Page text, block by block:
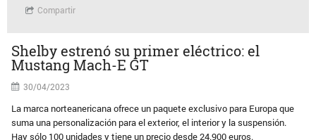
Compartir
Shelby estrenó su primer eléctrico: el
Mustang Mach-E GT
30/04/2023
La marca norteanericana ofrece un paquete exclusivo para Europa que
suma una personalización para el exterior, el interior y la suspensión.
Hay sólo 100 unidades y tiene un precio desde 24.900 euros.